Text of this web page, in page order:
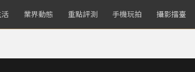
活 業界動態 重點評測 手機玩拍 攝影擂臺